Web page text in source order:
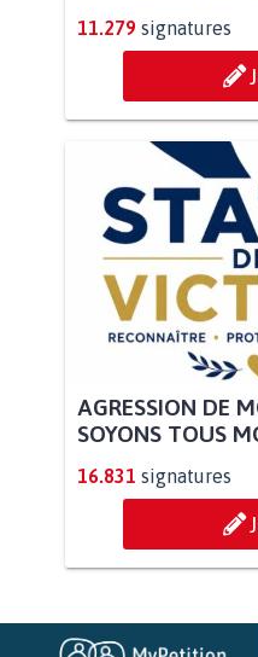
11.279 signatures
AGRESSION DE
SOYONS TOUS
16.831 signatures